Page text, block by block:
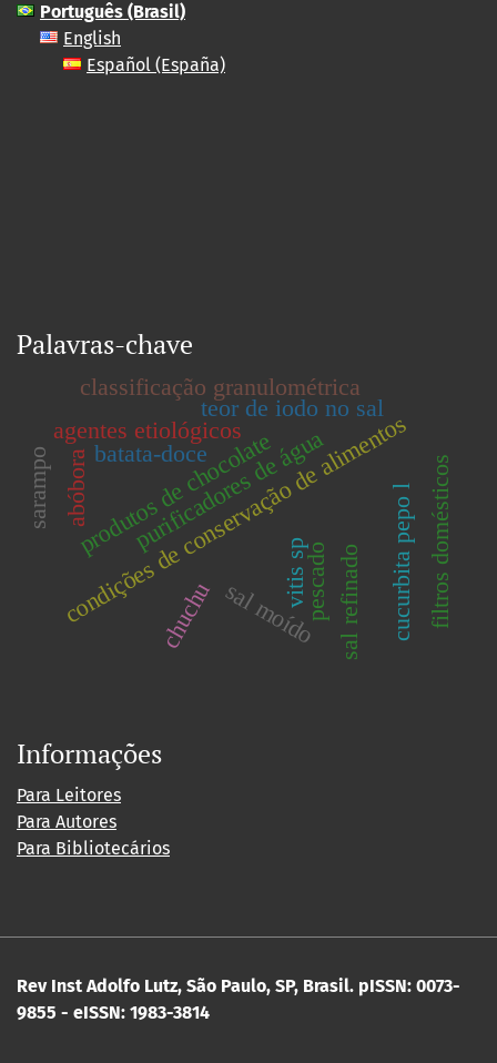
Português (Brasil)
English
Español (España)
Palavras-chave
pescado
condições de conservação de alimentosfiltros domésticos
purificadores de água
produtos de chocolate
sal refinado
sal moído
teor de iodo no sal
classificação granulométrica
agentes etiológicos
cucurbita pepo l
abóbora
chuchu
batata-doce
vitis sp
sarampo
Informações
Para Leitores
Para Autores
Para Bibliotecários
Rev Inst Adolfo Lutz, São Paulo, SP, Brasil. pISSN: 0073-
9855 - eISSN: 1983-3814